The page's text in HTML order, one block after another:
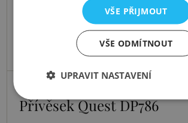
Přívěsek Quest DP786
VŠE PŘIJMOUT
VŠE ODMÍTNOUT
UPRAVIT NASTAVENÍ